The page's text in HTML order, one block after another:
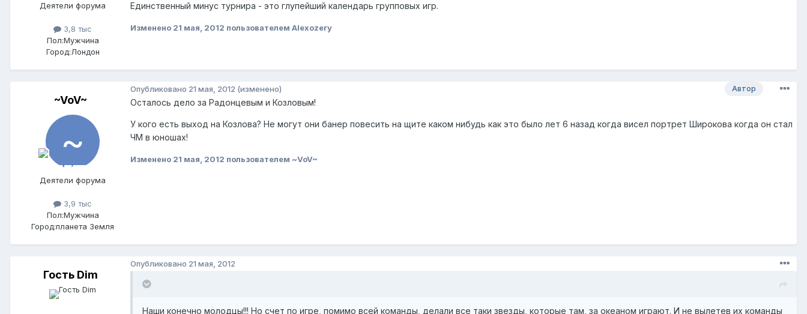
Деятели форума
3,8 тыс
Пол:Мужчина
Город:Лондон
Единственный минус турнира - это глупейший календарь групповых игр.
Изменено 21 мая, 2012 пользователем Alexozery
~VoV~
Деятели форума
3,9 тыс
Пол:Мужчина
Город:планета Земля
Автор
Опубликовано 21 мая, 2012 (изменено)
Осталось дело за Радонцевым и Козловым!
У кого есть выход на Козлова? Не могут они банер повесить на щите каком нибудь как это было лет 6 назад когда висел портрет Широкова когда он стал
ЧМ в юношах!
Изменено 21 мая, 2012 пользователем ~VoV~
Гость Dim
Опубликовано 21 мая, 2012
Наши конечно молодцы!!! Но счет по игре, помимо всей команды, делали все таки звезды, которые там, за океаном играют. И не вылетев их команды